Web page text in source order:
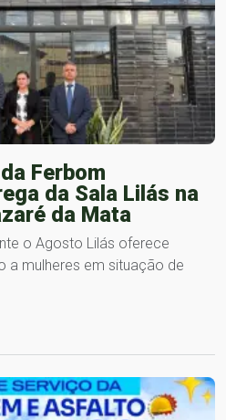
Ferbom
da Sala Lilás na
da Mata
o Agosto Lilás oferece
a mulheres em situação de